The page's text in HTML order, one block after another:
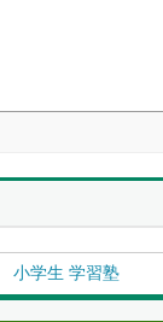
小学生 学習塾